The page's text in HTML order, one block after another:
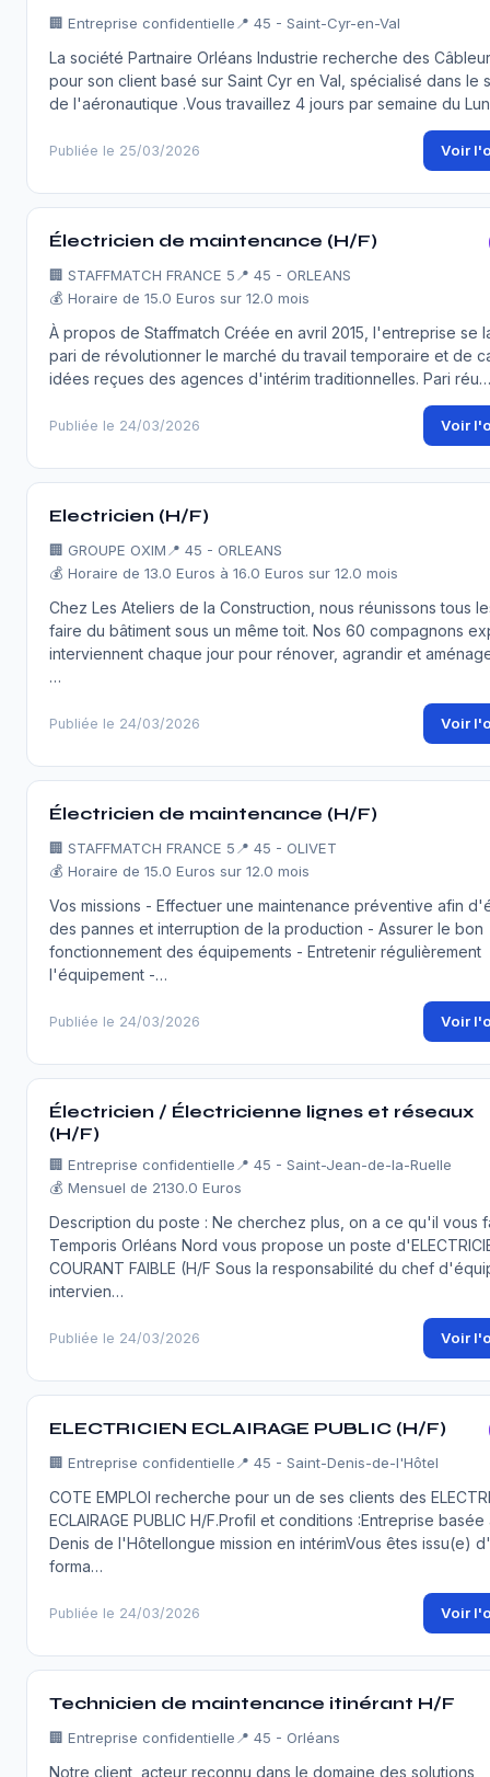
🏢 Entreprise confidentielle 📍 45 - Saint-Cyr-en-Val
La société Partnaire Orléans Industrie recherche des
pour son client basé sur Saint Cyr en Val, spécialisé dans le
de l'aéronautique .Vous travaillez 4 jours par semaine du
Publiée le 25/03/2026 Voir
Électricien de maintenance (H/F)
🏢 STAFFMATCH FRANCE 5 📍 45 - ORLEANS
💰 Horaire de 15.0 Euros sur 12.0 mois
À propos de Staffmatch Créée en avril 2015, l'entreprise se
pari de révolutionner le marché du travail temporaire et de
idées reçues des agences d'intérim traditionnelles. Pari réu…
Publiée le 24/03/2026 Voir
Electricien (H/F)
🏢 GROUPE OXIM 📍 45 - ORLEANS
💰 Horaire de 13.0 Euros à 16.0 Euros sur 12.0 mois
Chez Les Ateliers de la Construction, nous réunissons tous
faire du bâtiment sous un même toit. Nos 60 compagnons
interviennent chaque jour pour rénover, agrandir et
…
Publiée le 24/03/2026 Voir
Électricien de maintenance (H/F)
🏢 STAFFMATCH FRANCE 5 📍 45 - OLIVET
💰 Horaire de 15.0 Euros sur 12.0 mois
Vos missions - Effectuer une maintenance préventive afin
des pannes et interruption de la production - Assurer le bon
fonctionnement des équipements - Entretenir régulièrement
l'équipement -…
Publiée le 24/03/2026 Voir
Électricien / Électricienne lignes et réseaux
(H/F)
🏢 Entreprise confidentielle 📍 45 - Saint-Jean-de-la-Ruelle
💰 Mensuel de 2130.0 Euros
Description du poste : Ne cherchez plus, on a ce qu'il vous
Temporis Orléans Nord vous propose un poste
COURANT FAIBLE (H/F Sous la responsabilité du chef
intervien…
Publiée le 24/03/2026 Voir
ELECTRICIEN ECLAIRAGE PUBLIC (H/F)
🏢 Entreprise confidentielle 📍 45 - Saint-Denis-de-l'Hôtel
COTE EMPLOI recherche pour un de ses clients des
ECLAIRAGE PUBLIC H/F.Profil et conditions :Entreprise basée
Denis de l'Hôtellongue mission en intérimVous êtes issu(e)
forma…
Publiée le 24/03/2026 Voir
Technicien de maintenance itinérant H/F
🏢 Entreprise confidentielle 📍 45 - Orléans
Notre client, acteur reconnu dans le domaine des solutions